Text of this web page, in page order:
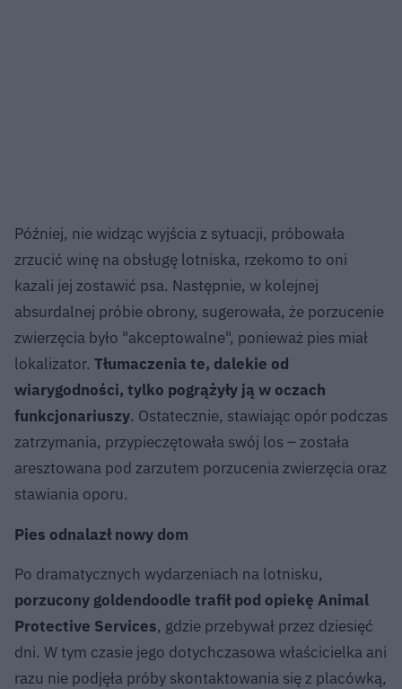
Później, nie widząc wyjścia z sytuacji, próbowała
zrzucić winę na obsługę lotniska, rzekomo to oni
kazali jej zostawić psa. Następnie, w kolejnej
absurdalnej próbie obrony, sugerowała, że porzucenie
zwierzęcia było "akceptowalne", ponieważ pies miał
lokalizator. Tłumaczenia te, dalekie od
wiarygodności, tylko pogrążyły ją w oczach
funkcjonariuszy. Ostatecznie, stawiając opór podczas
zatrzymania, przypieczętowała swój los – została
aresztowana pod zarzutem porzucenia zwierzęcia oraz
stawiania oporu.
Pies odnalazł nowy dom
Po dramatycznych wydarzeniach na lotnisku,
porzucony goldendoodle trafił pod opiekę Animal
Protective Services, gdzie przebywał przez dziesięć
dni. W tym czasie jego dotychczasowa właścicielka ani
razu nie podjęła próby skontaktowania się z placówką,